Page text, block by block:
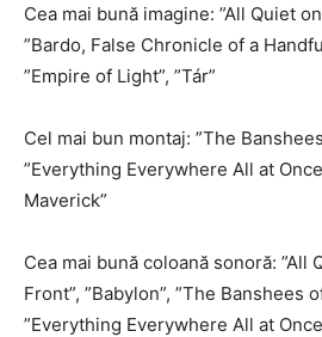
Cea mai bună imagine: ”All Quiet
”Bardo, False Chronicle of a
”Empire of Light”, ”Tár”
Cel mai bun montaj: ”The
”Everything Everywhere All at
Maverick”
Cea mai bună coloană sonoră: ”All
Front”, ”Babylon”, ”The Banshees
”Everything Everywhere All at